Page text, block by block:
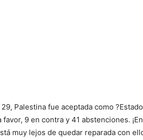
Palestina fue aceptada como
9 en contra y 41 abstenciones.
muy lejos de quedar reparada con